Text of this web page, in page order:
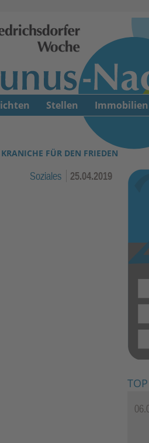
Inhalt springen ↓
FÜR DEN FRIEDEN
Soziales 25.04.2019
Stellen Immobilien